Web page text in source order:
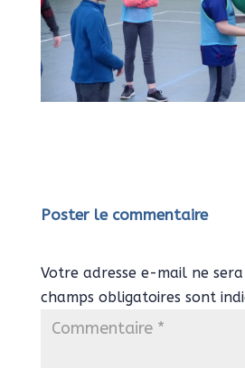
Poster le commentaire
Votre adresse e-mail ne
champs obligatoires sont